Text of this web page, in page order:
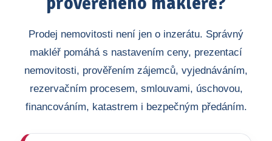
Prodej nemovitosti není jen o inzerátu. Správný
makléř pomáhá s nastavením ceny, prezentací
nemovitosti, prověřením zájemců, vyjednáváním,
rezervačním procesem, smlouvami, úschovou,
financováním, katastrem i bezpečným předáním.